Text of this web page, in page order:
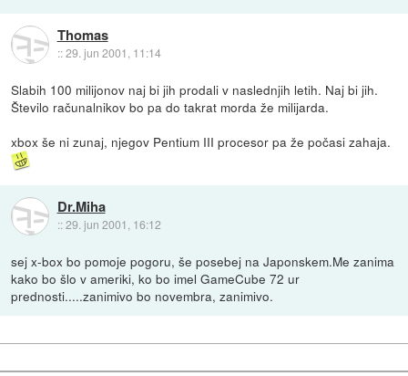
Thomas
::29. jun 2001, 11:14
Slabih 100 milijonov naj bi jih prodali v naslednjih letih. Naj bi jih.
Število računalnikov bo pa do takrat morda že milijarda.
xbox še ni zunaj, njegov Pentium III procesor pa že počasi zahaja.
Dr.Miha
::29. jun 2001, 16:12
sej x-box bo pomoje pogoru, še posebej na Japonskem.Me zanima
kako bo šlo v ameriki, ko bo imel GameCube 72 ur
prednosti.....zanimivo bo novembra, zanimivo.